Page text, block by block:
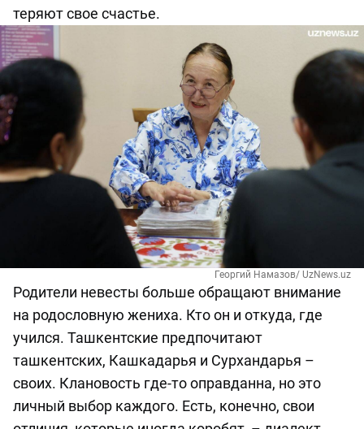
теряют свое счастье.
Георгий Намазов/ UzNews.uz
Родители невесты больше обращают внимание
на родословную жениха. Кто он и откуда, где
учился. Ташкентские предпочитают
ташкентских, Кашкадарья и Сурхандарья –
своих. Клановость где-то оправданна, но это
личный выбор каждого. Есть, конечно, свои